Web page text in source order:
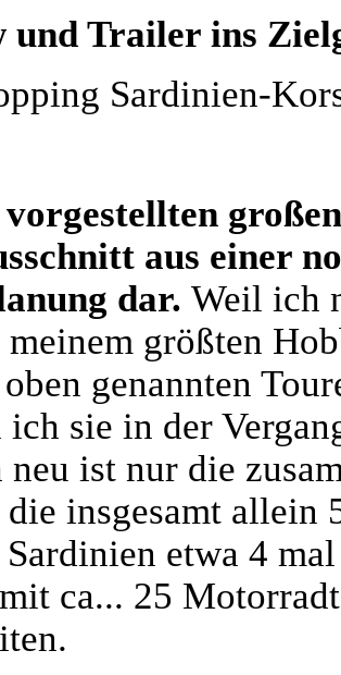
und Trailer ins
Sardinien-
aus einer
dar. Weil ich
größten
genannten
sie in der
ist nur die
insgesamt allein
etwa 4
ca... 25